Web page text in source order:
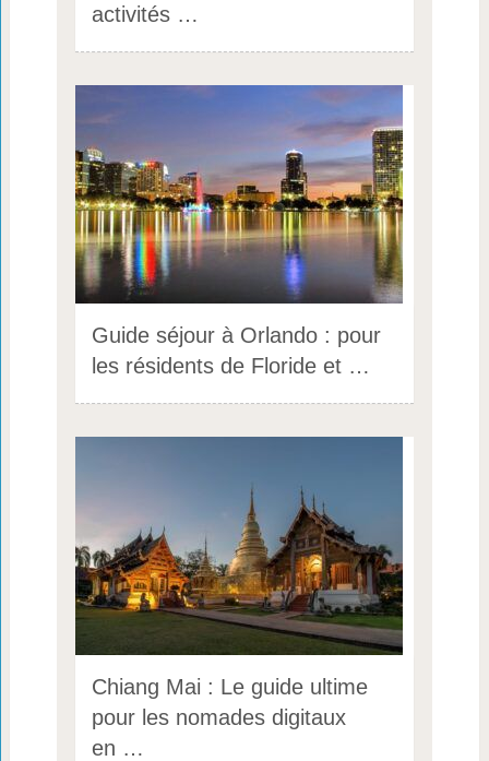
activités …
Guide séjour à Orlando : pour
les résidents de Floride et …
Chiang Mai : Le guide ultime
pour les nomades digitaux
en …